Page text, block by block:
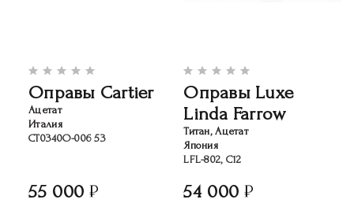
Оправы Cartier
Ацетат
Италия
CT0340O-006 53
55 000
Оправы Luxe
Linda Farrow
Титан, Ацетат
Япония
LFL-802, C12
54 000